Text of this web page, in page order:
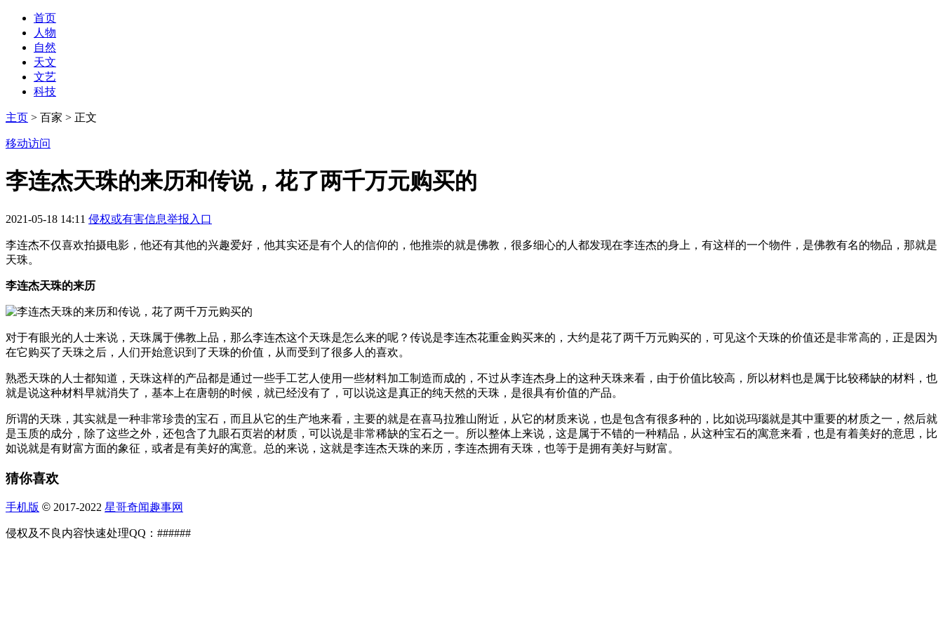
首页
人物
自然
天文
文艺
科技
主页 > 百家 > 正文
移动访问
李连杰天珠的来历和传说，花了两千万元购买的
2021-05-18 14:11 侵权或有害信息举报入口
李连杰不仅喜欢拍摄电影，他还有其他的兴趣爱好，他其实还是有个人的信仰的，他推崇的就是佛教，很多细心的人都发现在李连杰的身上，有这样的一个物件，是佛教有名的物品，那就是
天珠。
李连杰天珠的来历
对于有眼光的人士来说，天珠属于佛教上品，那么李连杰这个天珠是怎么来的呢？传说是李连杰花重金购买来的，大约是花了两千万元购买的，可见这个天珠的价值还是非常高的，正是因为
在它购买了天珠之后，人们开始意识到了天珠的价值，从而受到了很多人的喜欢。
熟悉天珠的人士都知道，天珠这样的产品都是通过一些手工艺人使用一些材料加工制造而成的，不过从李连杰身上的这种天珠来看，由于价值比较高，所以材料也是属于比较稀缺的材料，也
就是说这种材料早就消失了，基本上在唐朝的时候，就已经没有了，可以说这是真正的纯天然的天珠，是很具有价值的产品。
所谓的天珠，其实就是一种非常珍贵的宝石，而且从它的生产地来看，主要的就是在喜马拉雅山附近，从它的材质来说，也是包含有很多种的，比如说玛瑙就是其中重要的材质之一，然后就
是玉质的成分，除了这些之外，还包含了九眼石页岩的材质，可以说是非常稀缺的宝石之一。所以整体上来说，这是属于不错的一种精品，从这种宝石的寓意来看，也是有着美好的意思，比
如说就是有财富方面的象征，或者是有美好的寓意。总的来说，这就是李连杰天珠的来历，李连杰拥有天珠，也等于是拥有美好与财富。
猜你喜欢
手机版 © 2017-2022 星哥奇闻趣事网
侵权及不良内容快速处理QQ：######